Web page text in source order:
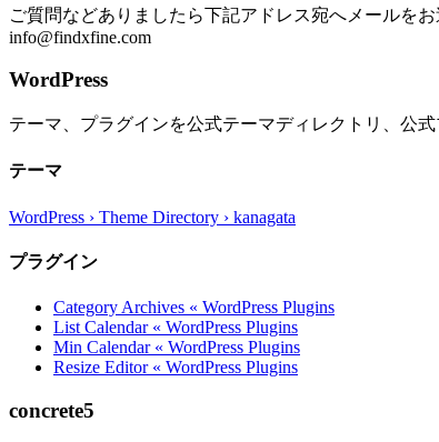
ご質問などありましたら下記アドレス宛へメールをお
info@findxfine.com
WordPress
テーマ、プラグインを公式テーマディレクトリ、公
テーマ
WordPress › Theme Directory › kanagata
プラグイン
Category Archives « WordPress Plugins
List Calendar « WordPress Plugins
Min Calendar « WordPress Plugins
Resize Editor « WordPress Plugins
concrete5